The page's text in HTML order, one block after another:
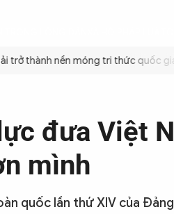
trở thành nền móng tri thức quốc gia
đưa Việt
mình
quốc lần thứ XIV của